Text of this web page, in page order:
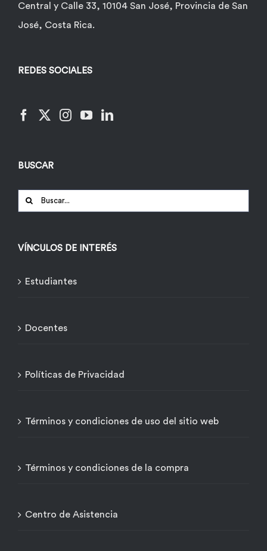
Central y Calle 33, 10104 San José, Provincia de San
José, Costa Rica.
REDES SOCIALES
BUSCAR
Buscar:
VÍNCULOS DE INTERÉS
Estudiantes
Docentes
Políticas de Privacidad
Términos y condiciones de uso del sitio web
Términos y condiciones de la compra
Centro de Asistencia